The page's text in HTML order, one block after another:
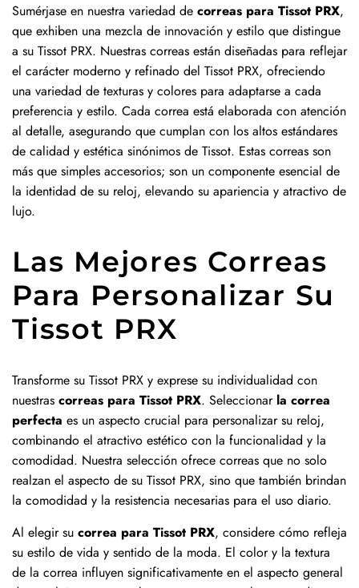
Sumérjase en nuestra variedad de correas para Tissot PRX,
que exhiben una mezcla de innovación y estilo que distingue
a su Tissot PRX. Nuestras correas están diseñadas para reflejar
el carácter moderno y refinado del Tissot PRX, ofreciendo
una variedad de texturas y colores para adaptarse a cada
preferencia y estilo. Cada correa está elaborada con atención
al detalle, asegurando que cumplan con los altos estándares
de calidad y estética sinónimos de Tissot. Estas correas son
más que simples accesorios; son un componente esencial de
la identidad de su reloj, elevando su apariencia y atractivo de
lujo.
Las Mejores Correas
Para Personalizar Su
Tissot PRX
Transforme su Tissot PRX y exprese su individualidad con
nuestras correas para Tissot PRX. Seleccionar la correa
perfecta es un aspecto crucial para personalizar su reloj,
combinando el atractivo estético con la funcionalidad y la
comodidad. Nuestra selección ofrece correas que no solo
realzan el aspecto de su Tissot PRX, sino que también brindan
la comodidad y la resistencia necesarias para el uso diario.
Al elegir su correa para Tissot PRX, considere cómo refleja
su estilo de vida y sentido de la moda. El color y la textura
de la correa influyen significativamente en el aspecto general